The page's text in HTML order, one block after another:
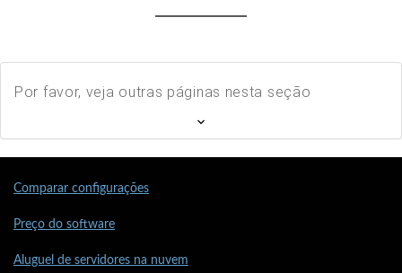
Por favor, veja outras páginas nesta seção
Comparar configurações
Preço do software
Aluguel de servidores na nuvem